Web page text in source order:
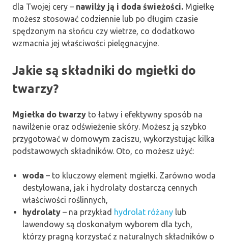
dla Twojej cery – nawilży ją i doda świeżości. Mgiełkę
możesz stosować codziennie lub po długim czasie
spędzonym na słońcu czy wietrze, co dodatkowo
wzmacnia jej właściwości pielęgnacyjne.
Jakie są składniki do mgiełki do
twarzy?
Mgiełka do twarzy to łatwy i efektywny sposób na
nawilżenie oraz odświeżenie skóry. Możesz ją szybko
przygotować w domowym zaciszu, wykorzystując kilka
podstawowych składników. Oto, co możesz użyć:
woda – to kluczowy element mgiełki. Zarówno woda
destylowana, jak i hydrolaty dostarczą cennych
właściwości roślinnych,
hydrolaty – na przykład hydrolat różany lub
lawendowy są doskonałym wyborem dla tych,
którzy pragną korzystać z naturalnych składników o